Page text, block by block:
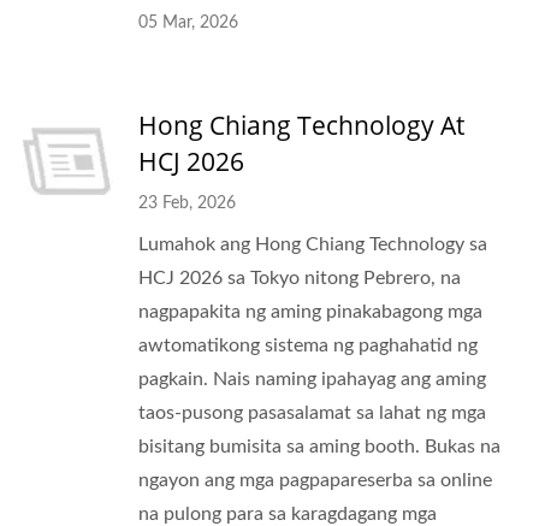
05 Mar, 2026
Hong Chiang Technology At
HCJ 2026
23 Feb, 2026
Lumahok ang Hong Chiang Technology sa
HCJ 2026 sa Tokyo nitong Pebrero, na
nagpapakita ng aming pinakabagong mga
awtomatikong sistema ng paghahatid ng
pagkain. Nais naming ipahayag ang aming
taos-pusong pasasalamat sa lahat ng mga
bisitang bumisita sa aming booth. Bukas na
ngayon ang mga pagpapareserba sa online
na pulong para sa karagdagang mga